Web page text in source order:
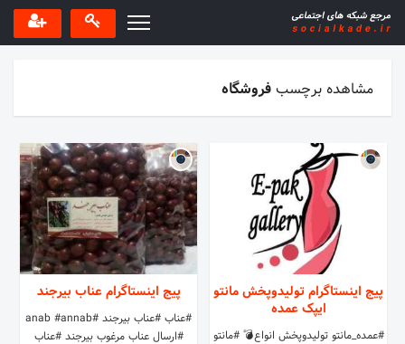
مشاهده برچسبفروشگاه
پیج اینستاگرام تولیدوپخش مانتو
ایپک عمده
#عمده_مانتو تولیدوپخش انواع💣 #مانتو
پیج اینستاگرام عناب بیرجند
#عناب #عناب بیرجند #anab #annab
#ارسال عناب مرغوب بیرجند #عناب